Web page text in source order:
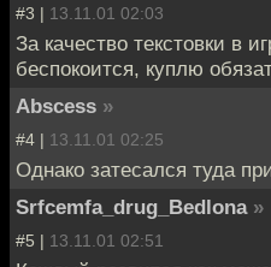
#3 | 13.11.01 02:03
За качество текстовки в
беспокоится, куплю
Abscess »
#4 | 13.11.01 02:25
Однако затесался туда
Srfcemfa_drug_Bedlona »
#5 | 13.11.01 02:51